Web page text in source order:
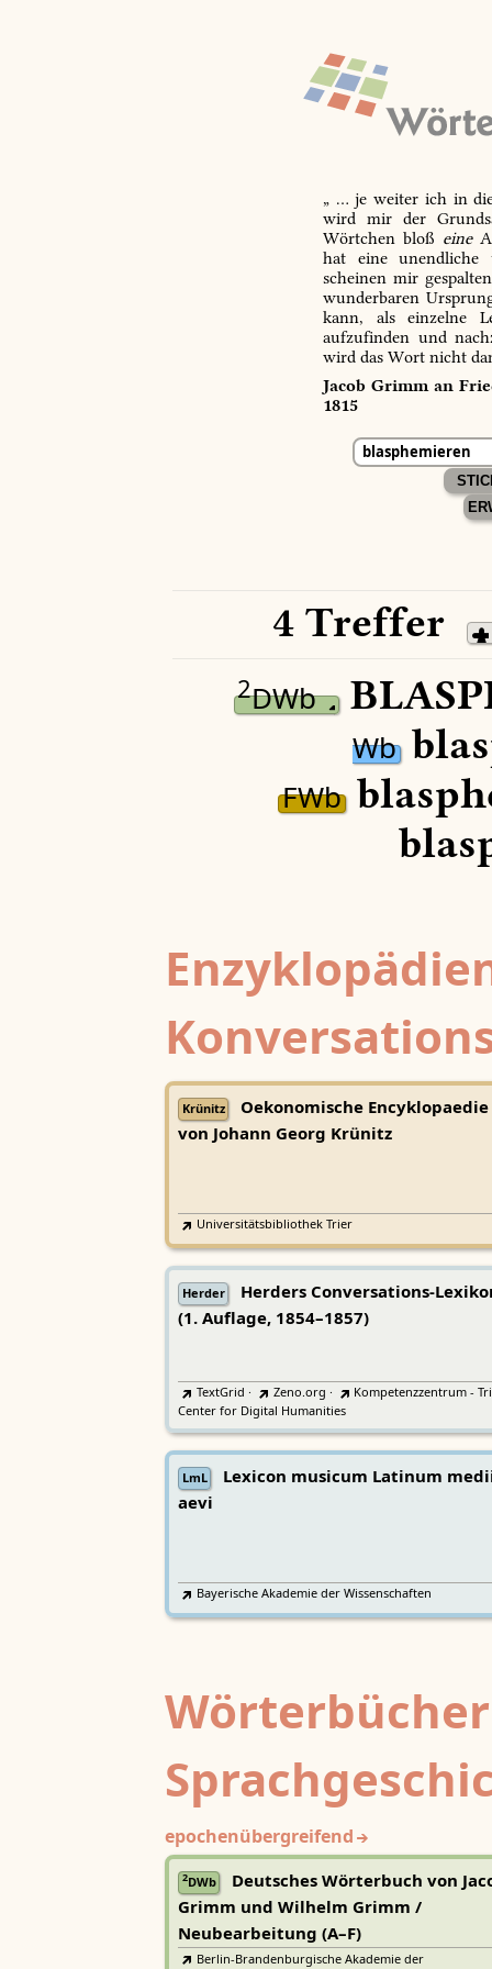
„ … je weiter ich in
wird mir der
Wörtchen bloß eine
hat eine unendliche
scheinen mir
wunderbaren
kann, als einzelne
aufzufinden und
wird das Wort nicht
Jacob Grimm an
1815
4 Treffer
2DWb
Wb
FWb
Krünitz
Oekonomische Encyklopaedie
von Johann Georg Krünitz
Universitätsbibliothek Trier
Herder
Herders Conversations-
(1. Auflage, 1854–1857)
TextGrid · Zeno.org ·
Kompetenzzentrum -
Center for Digital Humanities
LmL
Lexicon musicum Latinum
aevi
Bayerische Akademie der Wissenschaften
epochenübergreifend
2DWb
Deutsches Wörterbuch von
Grimm und Wilhelm Grimm /
Neubearbeitung (A–F)
Berlin-Brandenburgische Akademie der